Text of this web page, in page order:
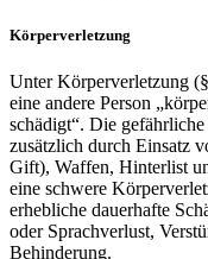
Körperverletzung
Unter Körperverletzung
eine andere Person
schädigt“. Die
zusätzlich durch Einsatz
Gift), Waffen, Hinterlist
eine schwere
erhebliche dauerhafte
oder Sprachverlust,
Behinderung.